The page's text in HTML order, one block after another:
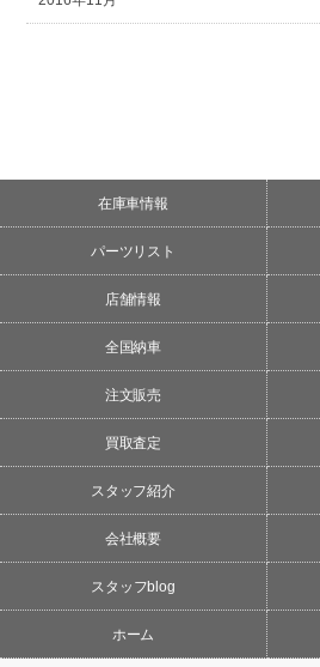
在庫車情報
パーツリスト
店舗情報
全国納車
注文販売
買取査定
スタッフ紹介
会社概要
スタッフblog
ホーム